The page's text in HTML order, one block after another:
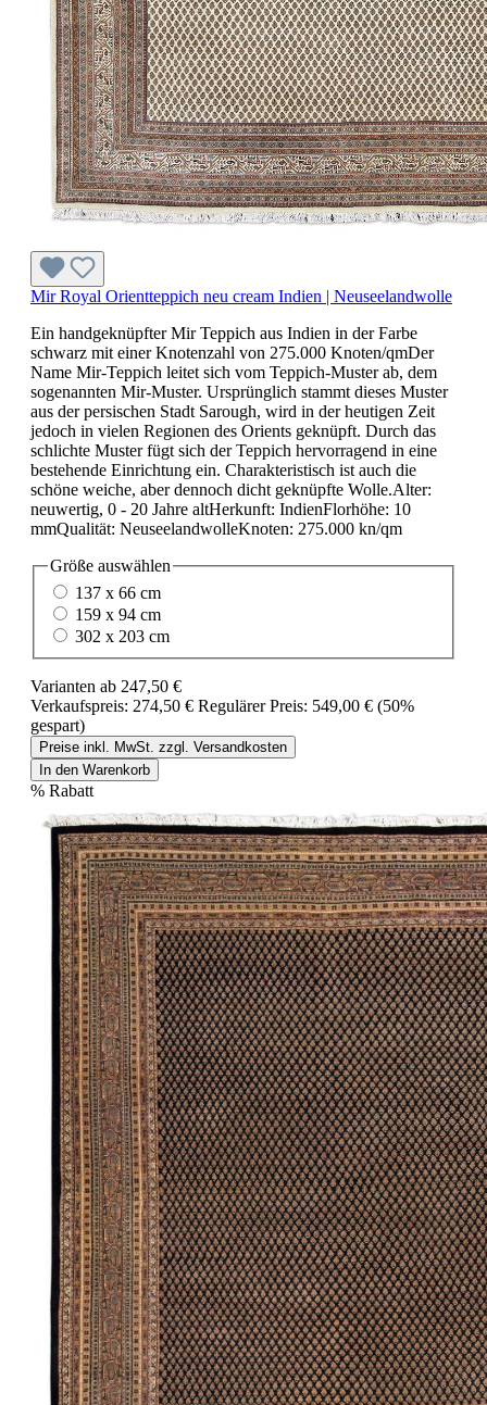
Mir Royal Orientteppich neu cream Indien | Neuseelandwolle
Ein handgeknüpfter Mir Teppich aus Indien in der Farbe
schwarz mit einer Knotenzahl von 275.000 Knoten/qmDer
Name Mir-Teppich leitet sich vom Teppich-Muster ab, dem
sogenannten Mir-Muster. Ursprünglich stammt dieses Muster
aus der persischen Stadt Sarough, wird in der heutigen Zeit
jedoch in vielen Regionen des Orients geknüpft. Durch das
schlichte Muster fügt sich der Teppich hervorragend in eine
bestehende Einrichtung ein. Charakteristisch ist auch die
schöne weiche, aber dennoch dicht geknüpfte Wolle.Alter:
neuwertig, 0 - 20 Jahre altHerkunft: IndienFlorhöhe: 10
mmQualität: NeuseelandwolleKnoten: 275.000 kn/qm
Größe auswählen
137 x 66 cm
159 x 94 cm
302 x 203 cm
Varianten ab 247,50 €
Verkaufspreis: 274,50 € Regulärer Preis: 549,00 € (50%
gespart)
Preise inkl. MwSt. zzgl. Versandkosten
In den Warenkorb
% Rabatt